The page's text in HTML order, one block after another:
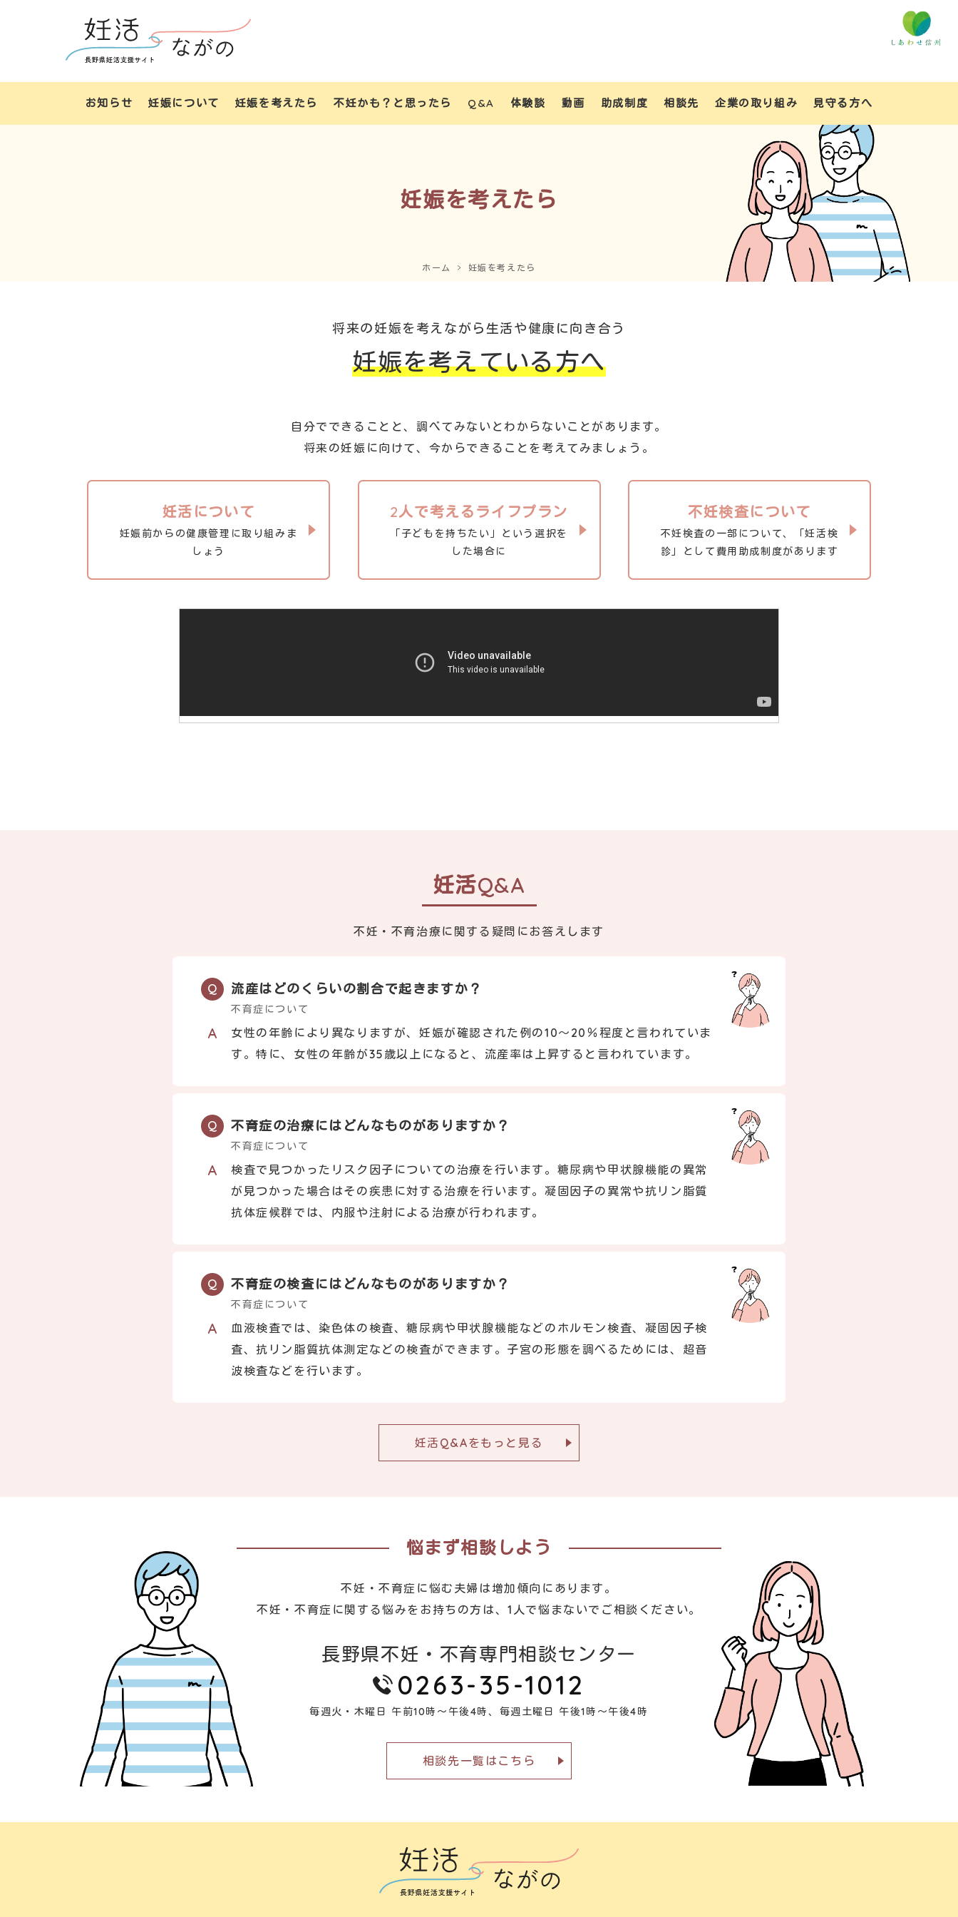
お知らせ 妊娠について 妊娠を考えたら 不妊かも？と思ったら Q&A 体験談 動画 助成制度 相談先 企業の取り組み 見守る方へ
妊娠を考えたら
ホーム 妊娠を考えたら
将来の妊娠を考えながら生活や健康に向き合う
妊娠を考えている方へ
自分でできることと、調べてみないとわからないことがあります。
将来の妊娠に向けて、今からできることを考えてみましょう。
妊活について
妊娠前からの健康管理に取り組みま
しょう
2人で考えるライフプラン
「子どもを持ちたい」という選択を
した場合に
不妊検査について
不妊検査の一部について、「妊活検
診」として費用助成制度があります
妊活Q&A
不妊・不育治療に関する疑問に お答えします
流産はどのくらいの割合で起きますか？
不育症について
女性の年齢により異なりますが、妊娠が確認された例の10～20％程度と言われていま
す。特に、女性の年齢が35歳以上になると、流産率は上昇すると言われています。
不育症の治療にはどんなものがありますか？
不育症について
検査で見つかったリスク因子についての治療を行います。糖尿病や甲状腺機能の異常
が見つかった場合はその疾患に対する治療を行います。凝固因子の異常や抗リン脂質
抗体症候群では、内服や注射による治療が行われます。
不育症の検査にはどんなものがありますか？
不育症について
血液検査では、染色体の検査、糖尿病や甲状腺機能などのホルモン検査、凝固因子検
査、抗リン脂質抗体測定などの検査ができます。子宮の形態を調べるためには、超音
波検査などを行います。
妊活Q&Aをもっと見る
悩まず相談しよう
不妊・不育症に悩む夫婦は増加傾向にあります。
不妊・不育症に関する悩みをお持ちの方は、1人で悩まないでご相談ください。
長野県不妊・不育専門相談センター
0263-35-1012
毎週火・木曜日 午前10時～午後4時、 毎週土曜日 午後1時～午後4時
相談先一覧はこちら